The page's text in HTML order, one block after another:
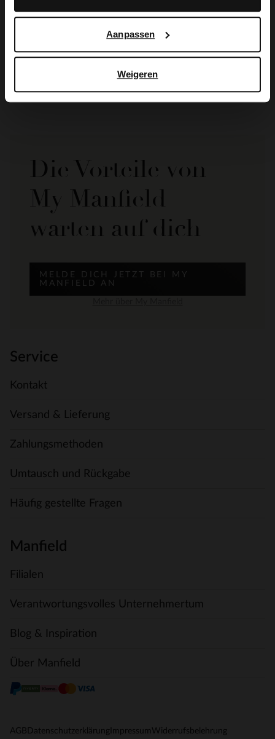
Aanpassen
Weigeren
Cognacfarbene Veloursleder-Pantoffeln mit Kunstfellfutter
59.99 139.99
Die Vorteile von
My Manfield
warten auf dich
MELDE DICH JETZT BEI MY
MANFIELD AN
Service
Kontakt
Versand & Lieferung
Zahlungsmethoden
Umtausch und Rückgabe
Häufig gestellte Fragen
Manfield
Filialen
Verantwortungsvolles Unternehmertum
Blog & Inspiration
Über Manfield
AGB Datenschutzerklärung Impressum Widerrufsbelehrung